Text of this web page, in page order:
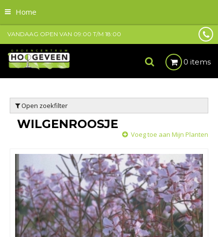
Home
VANDAAG OPEN VAN 09:00 T/M 18:00
0 items
Open zoekfilter
WILGENROOSJE
Voeg toe aan Mijn Planten